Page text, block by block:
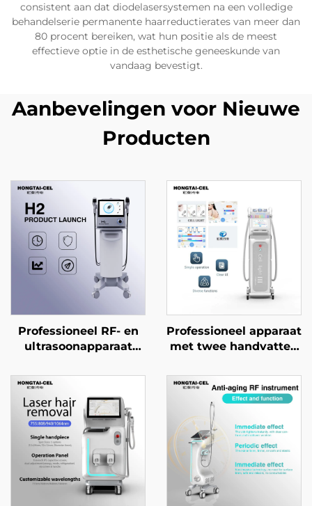
consistent aan dat diodelasersystemen na een volledige
behandelserie permanente haarreductierates van meer dan
80 procent bereiken, wat hun positie als de meest
effectieve optie in de esthetische geneeskunde van
vandaag bevestigt.
Aanbevelingen voor Nieuwe
Producten
Professioneel RF- en
ultrasoonapparaat
aging,
rimpelverwijdering,
aanspanning van het
gezicht en
versteviging van de
huid
Professioneel apparaat
met twee handvatten
lichttherapie, voor
professionele
huidverheldering,
verjonging en anti-
aging in
schoonheidssalons